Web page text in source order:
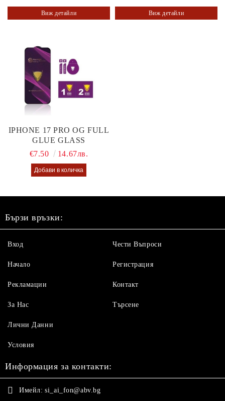
Виж детайли Виж детайли
IPHONE 17 PRO OG FULL
GLUE GLASS
€7.50
14.67лв.
Бързи връзки:
Вход
Начало
Рекламации
За Нас
Чести Въпроси
Регистрация
Контакт
Търсене
Лични Данни
Условия
Информация за контакти:
Имейл: si_ai_fon@abv.bg